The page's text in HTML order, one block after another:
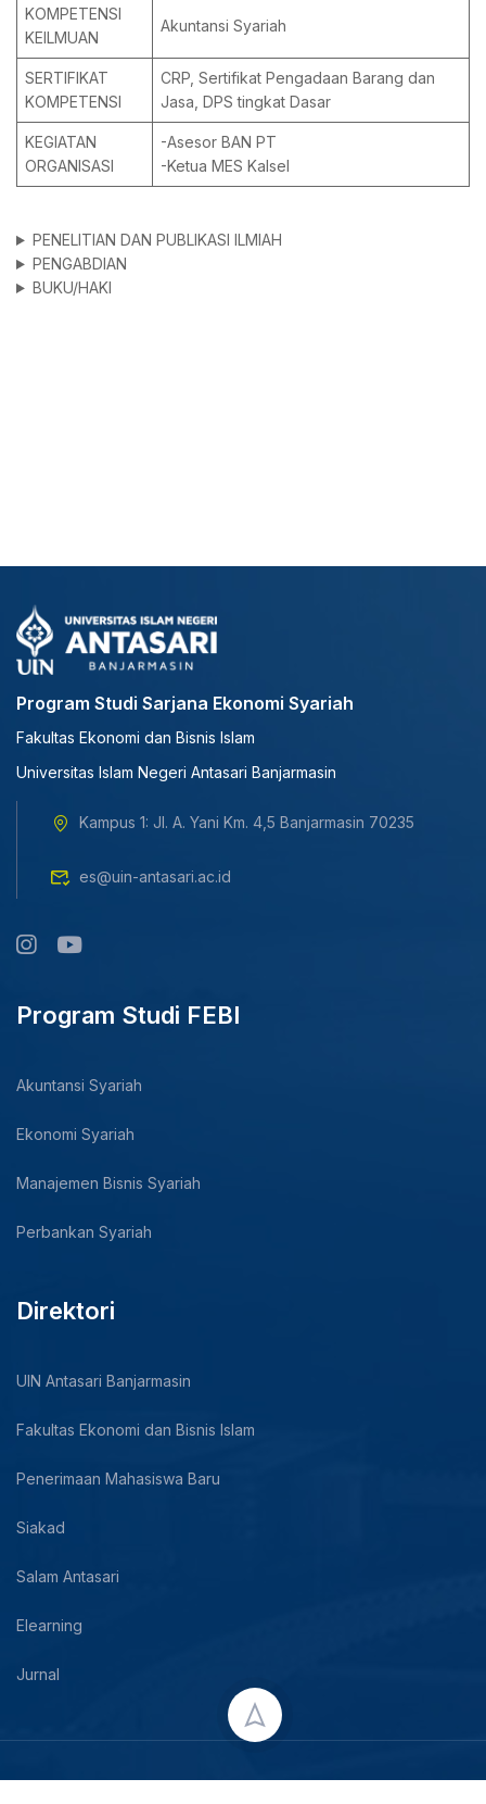
KOMPETENSI
KEILMUAN
Akuntansi Syariah
SERTIFIKAT
KOMPETENSI
CRP, Sertifikat Pengadaan Barang dan
Jasa, DPS tingkat Dasar
KEGIATAN
ORGANISASI
-Asesor BAN PT
-Ketua MES Kalsel
PENELITIAN DAN PUBLIKASI ILMIAH
PENGABDIAN
BUKU/HAKI
Program Studi Sarjana Ekonomi Syariah
Fakultas Ekonomi dan Bisnis Islam
Universitas Islam Negeri Antasari Banjarmasin
Kampus 1: Jl. A. Yani Km. 4,5 Banjarmasin 70235
es@uin-antasari.ac.id
Program Studi FEBI
Akuntansi Syariah
Ekonomi Syariah
Manajemen Bisnis Syariah
Perbankan Syariah
Direktori
UIN Antasari Banjarmasin
Fakultas Ekonomi dan Bisnis Islam
Penerimaan Mahasiswa Baru
Siakad
Salam Antasari
Elearning
Jurnal
Copyright © 2024 UIN Antasari Banjarmasin